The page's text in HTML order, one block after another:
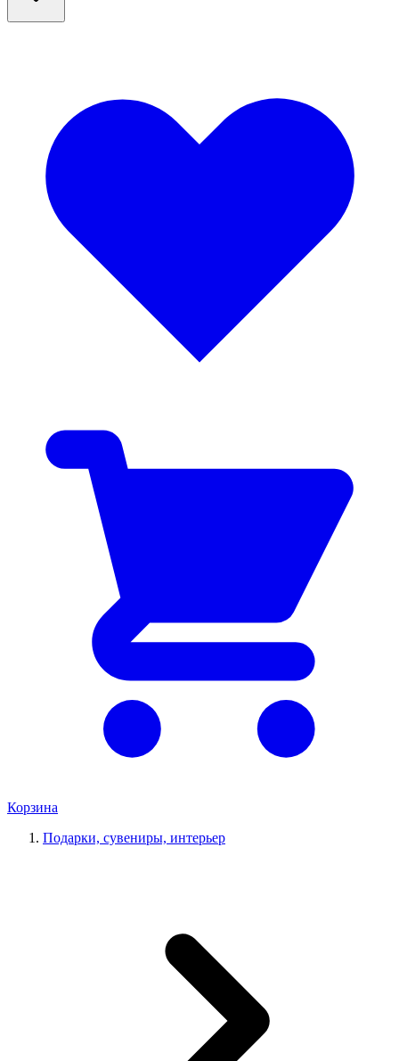
Корзина
Подарки, сувениры, интерьер